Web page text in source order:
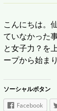
こんにちは。
ていなかった
と女子力？を
ープから始ま
ソーシャルボタン
Facebook